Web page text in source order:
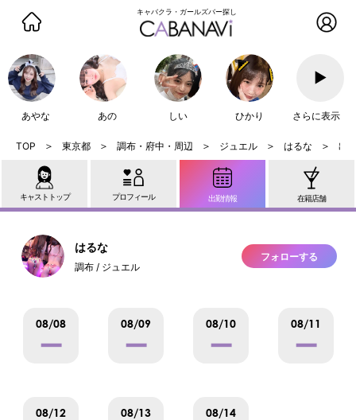
キャバクラ・ガールズバー探し
あやな あの しい ひかり
▶
さらに表示
東京都 調布・府中・周辺 ジュエル はるな 出
キャストトップ プロフィール 出勤情報 在籍店舗
はるな
調布 / ジュエル
フォローする
08/08
ー
08/09
ー
08/10
ー
08/11
ー
08/12 08/13 08/14